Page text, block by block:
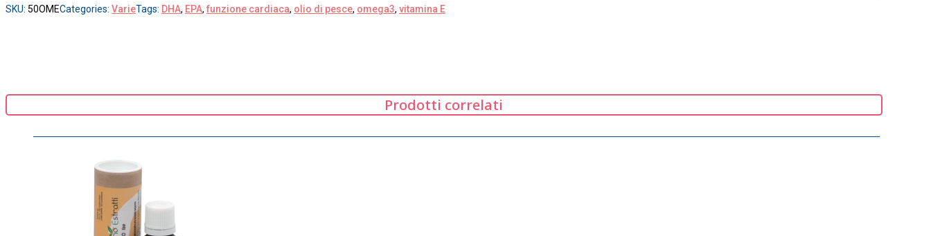
SKU: 50OMECategories: VarieTags: DHA, EPA, funzione cardiaca, olio di pesce, omega3, vitamina E
Prodotti correlati